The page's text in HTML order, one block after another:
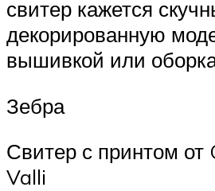
свитер кажется
декорированную
вышивкой или
Зебра
Свитер с принтом
Valli